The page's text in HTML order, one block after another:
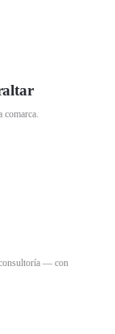
comarca.
— con